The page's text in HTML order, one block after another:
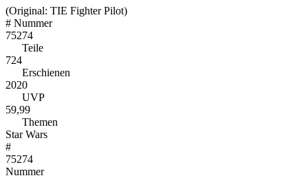
(Original: TIE Fighter Pilot)
# Nummer
75274
Teile
724
Erschienen
2020
UVP
59,99
Themen
Star Wars
#
75274
Nummer